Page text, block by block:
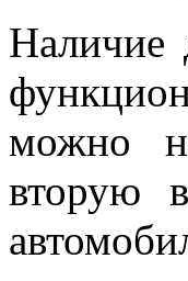
Наличие
можно
вторую